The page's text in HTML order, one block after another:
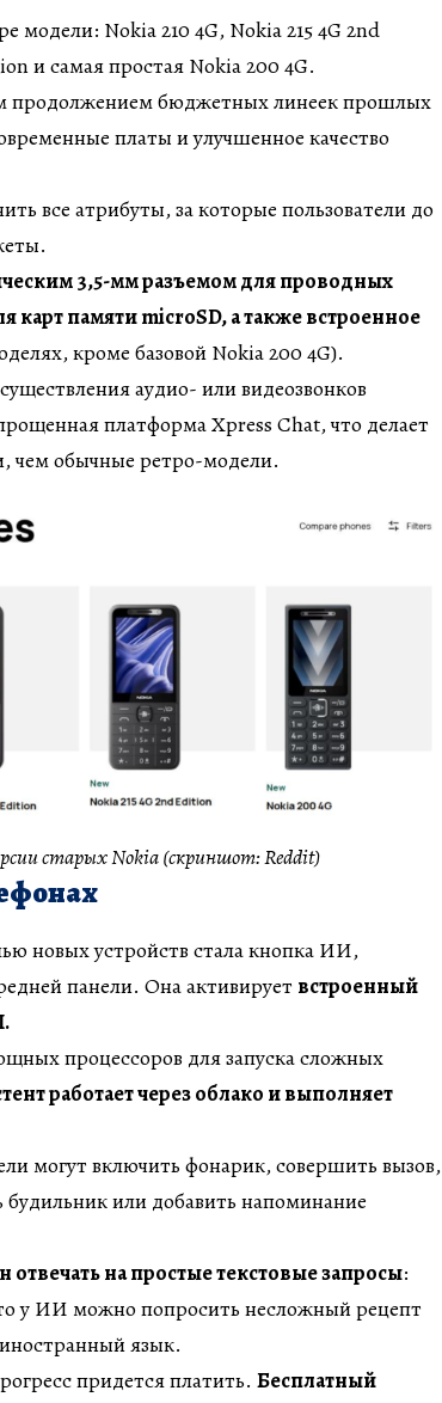
модели: Nokia 210 4G, Nokia 215 4G 2nd
и самая простая Nokia 200 4G.
продолжением бюджетных линеек прошлых
платы и улучшенное качество
все атрибуты, за которые пользователи до
3,5-мм разъемом для проводных
памяти microSD, а также встроенное
кроме базовой Nokia 200 4G).
аудио- или видеозвонков
платформа Xpress Chat, что делает
чем обычные ретро-модели.
старых Nokia (скриншот: Reddit)
новых устройств стала кнопка ИИ,
панели. Она активирует встроенный
процессоров для запуска сложных
работает через облако и выполняет
могут включить фонарик, совершить вызов,
будильник или добавить напоминание
отвечать на простые текстовые запросы:
у ИИ можно попросить несложный рецепт
язык.
придется платить. Бесплатный